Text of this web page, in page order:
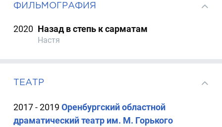
ФИЛЬМОГРАФИЯ
2020 Назад в степь к сарматам
Настя
ТЕАТР
2017 - 2019Оренбургский областной
драматический театр им. М. Горького